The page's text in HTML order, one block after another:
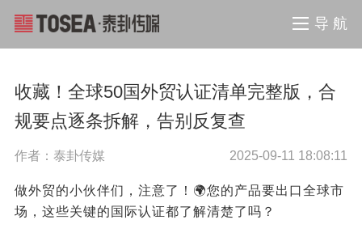
导 航
收藏！全球50国外贸认证清单完整版，合
规要点逐条拆解，告别反复查
作者：泰卦传媒 2025-09-11 18:08:11
做外贸的小伙伴们，注意了！🌍您的产品要出口全球市
场，这些关键的国际认证都了解清楚了吗？